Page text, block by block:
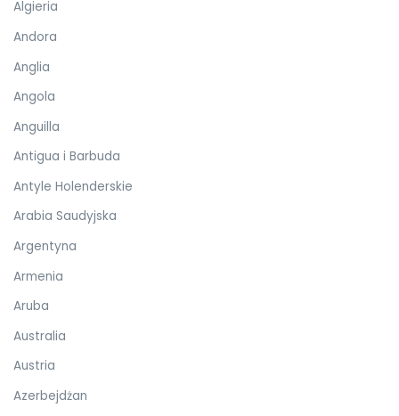
Algieria
Andora
Anglia
Angola
Anguilla
Antigua i Barbuda
Antyle Holenderskie
Arabia Saudyjska
Argentyna
Armenia
Aruba
Australia
Austria
Azerbejdżan